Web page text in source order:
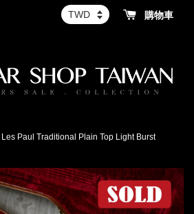
購物車
Paul Traditional Plain Top Light Burst